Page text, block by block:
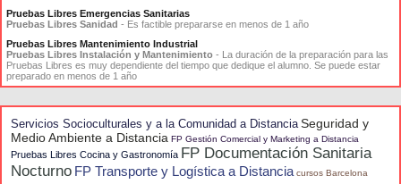
Pruebas Libres Emergencias Sanitarias
Pruebas Libres Sanidad - Es factible prepararse en menos de 1 año
Pruebas Libres Mantenimiento Industrial
Pruebas Libres Instalación y Mantenimiento - La duración de la preparación para las
Pruebas Libres es muy dependiente del tiempo que dedique el alumno. Se puede estar
preparado en menos de 1 año
Servicios Socioculturales y a la Comunidad a Distancia Seguridad y
Medio Ambiente a Distancia FP Gestión Comercial y Marketing a Distancia
Pruebas Libres Cocina y Gastronomía FP Documentación Sanitaria
Nocturno FP Transporte y Logística a Distancia cursos Barcelona